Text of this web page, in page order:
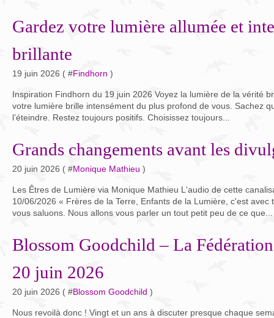
Gardez votre lumière allumée et
brillante
19 juin 2026 ( #Findhorn )
Inspiration Findhorn du 19 juin 2026 Voyez la lumière de la vérité
votre lumière brille intensément du plus profond de vous. Sachez
l’éteindre. Restez toujours positifs. Choisissez toujours...
Grands changements avant les
20 juin 2026 ( #Monique Mathieu )
Les Êtres de Lumière via Monique Mathieu L'audio de cette
10/06/2026 « Frères de la Terre, Enfants de la Lumière, c'est avec
vous saluons. Nous allons vous parler un tout petit peu de ce que...
Blossom Goodchild – La
20 juin 2026
20 juin 2026 ( #Blossom Goodchild )
Nous revoilà donc ! Vingt et un ans à discuter presque chaque